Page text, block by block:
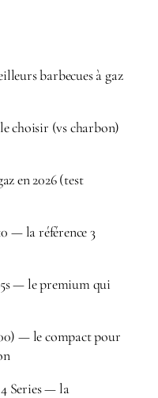
barbecues à gaz
choisir (vs charbon)
en 2026 (test
— la référence 3
— le premium qui
— le compact pour
Series — la